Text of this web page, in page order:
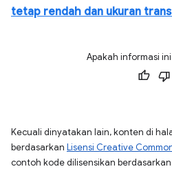
tetap rendah dan ukuran
Apakah informasi
Kecuali dinyatakan lain, konten di
berdasarkan Lisensi Creative
contoh kode dilisensikan berdasarkan